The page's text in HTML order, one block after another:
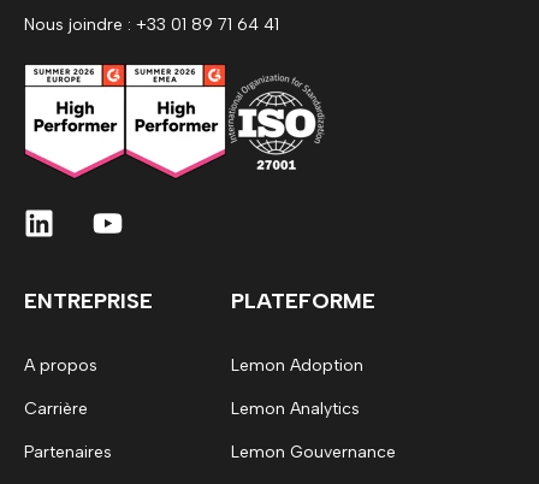
Nous joindre : +33 01 89 71 64 41
ENTREPRISE
A propos
Carrière
Partenaires
PLATEFORME
Lemon Adoption
Lemon Analytics
Lemon Gouvernance